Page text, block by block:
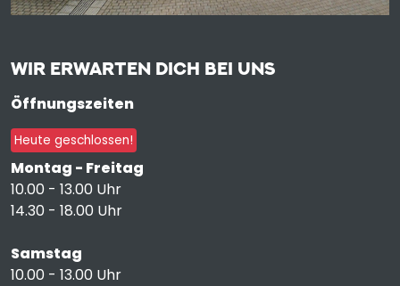
WIR ERWARTEN DICH BEI UNS
Öffnungszeiten
Heute geschlossen!
Montag - Freitag
10.00 - 13.00 Uhr
14.30 - 18.00 Uhr
Samstag
10.00 - 13.00 Uhr